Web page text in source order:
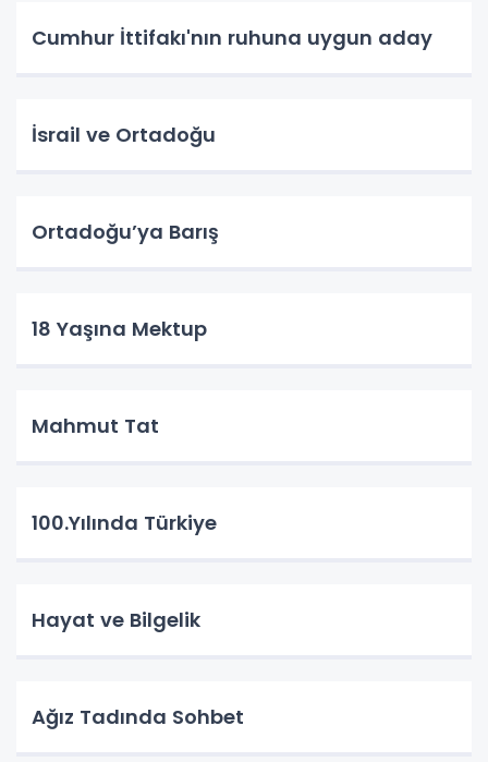
Cumhur İttifakı'nın ruhuna uygun aday
İsrail ve Ortadoğu
Ortadoğu’ya Barış
18 Yaşına Mektup
Mahmut Tat
100.Yılında Türkiye
Hayat ve Bilgelik
Ağız Tadında Sohbet